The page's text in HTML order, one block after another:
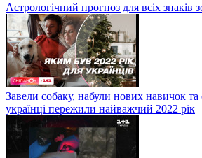
Астрологічний прогноз для всіх знаків
Завели собаку, набули нових навичок
українці пережили найважчий 2022 рік